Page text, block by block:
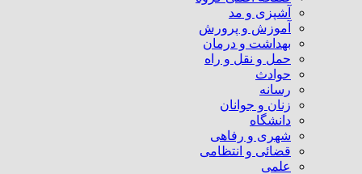
آشپزی و مد
آموزش و پرورش
بهداشت و درمان
حمل و نقل و راه
حوادث
رسانه
زنان و جوانان
دانشگاه
شهری و رفاهی
قضائی و انتظامی
علمی